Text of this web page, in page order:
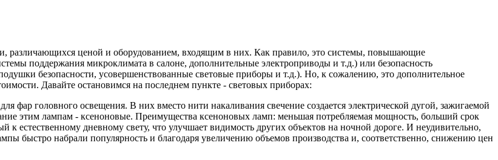
различающихся ценой и оборудованием, входящим в них. Как правило, это системы, повышающие
поддержания микроклимата в салоне, дополнительные электроприводы и т.д.) или безопасность
безопасности, усовершенствованные световые приборы и т.д.). Но, к сожалению, это дополнительное
Давайте остановимся на последнем пункте - световых приборах:
фар головного освещения. В них вместо нити накаливания свечение создается электрической дугой, зажигаемой
этим лампам - ксеноновые. Преимущества ксеноновых ламп: меньшая потребляемая мощность, больший срок
естественному дневному свету, что улучшает видимость других объектов на ночной дороге. И неудивительно,
быстро набрали популярность и благодаря увеличению объемов производства и, соответственно, снижению цен